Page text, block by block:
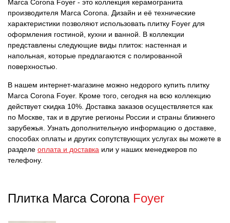
Marca Corona Foyer - это коллекция керамогранита
производителя Marca Corona. Дизайн и её технические
характеристики позволяют использовать плитку Foyer для
оформления гостиной, кухни и ванной. В коллекции
представлены следующие виды плиток: настенная и
напольная, которые предлагаются с полированной
поверхностью.
В нашем интернет-магазине можно недорого купить плитку
Marca Corona Foyer. Кроме того, сегодня на всю коллекцию
действует скидка 10%. Доставка заказов осуществляется как
по Москве, так и в другие регионы России и страны ближнего
зарубежья. Узнать дополнительную информацию о доставке,
способах оплаты и других сопутствующих услугах вы можете в
разделе оплата и доставка или у наших менеджеров по
телефону.
Плитка Marca Corona Foyer